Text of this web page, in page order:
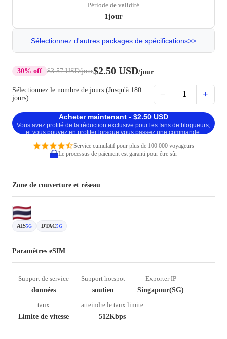
Période de validité
1jour
Sélectionnez d'autres packages de spécifications>>
30% off $3.57 USD/jour$2.50 USD/jour
Sélectionnez le nombre de jours (Jusqu'à 180
jours)
− 1 +
Acheter maintenant - $2.50 USD
Vous avez profité de la réduction exclusive pour les fans de blogueurs,
et vous pouvez en profiter lorsque vous passez une commande.
Service cumulatif pour plus de 100 000 voyageurs
Le processus de paiement est garanti pour être sûr
Zone de couverture et réseau
AIS5G DTAC5G
Paramètres eSIM
Support de service
données
Support hotspot
soutien
Exporter IP
Singapour(SG)
taux
Limite de vitesse
atteindre le taux limite
512Kbps